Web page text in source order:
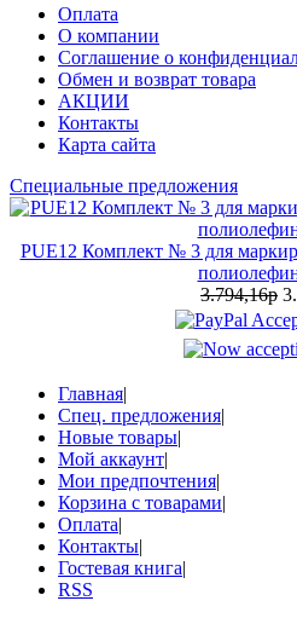
Оплата
О компании
Соглашение о
Обмен и возврат товара
АКЦИИ
Контакты
Карта сайта
Специальные предложения
PUE12 Комплект № 3 для
3.794,16р
Главная|
Спец. предложения|
Новые товары|
Мой аккаунт|
Мои предпочтения|
Корзина с товарами|
Оплата|
Контакты|
Гостевая книга|
RSS